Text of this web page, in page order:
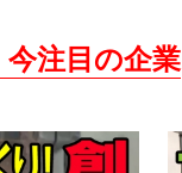
今注目の企業